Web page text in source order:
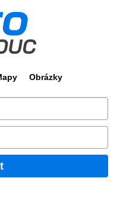
Obrázky